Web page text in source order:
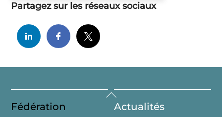
Partagez sur les réseaux sociaux
Back
To
Fédération Actualités